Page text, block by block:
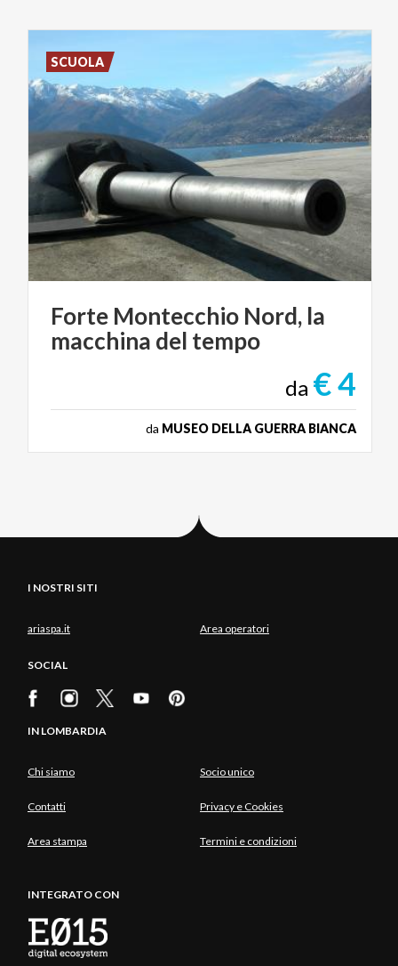
Forte Montecchio Nord, la
macchina del tempo
da € 4
da MUSEO DELLA GUERRA BIANCA
SCUOLA
I NOSTRI SITI
ariaspa.it Area operatori
SOCIAL
IN LOMBARDIA
Chi siamo Socio unico
Contatti Privacy e Cookies
Area stampa Termini e condizioni
INTEGRATO CON